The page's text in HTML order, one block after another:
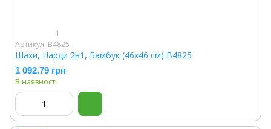
1
Артикул: В4825
Шахи, Нарди 2в1, Бамбук (46х46 см) В4825
1 092.79 грн
В наявності